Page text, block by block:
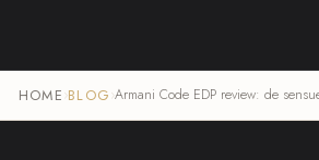
HOME›BLOG›Armani Code EDP review: de